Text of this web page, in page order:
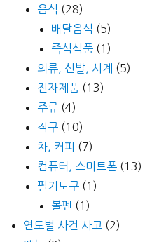
음식 (28)
배달음식 (5)
즉석식품 (1)
의류, 신발, 시계 (5)
전자제품 (13)
주류 (4)
직구 (10)
차, 커피 (7)
컴퓨터, 스마트폰 (13)
필기도구 (1)
볼펜 (1)
연도별 사건 사고 (2)